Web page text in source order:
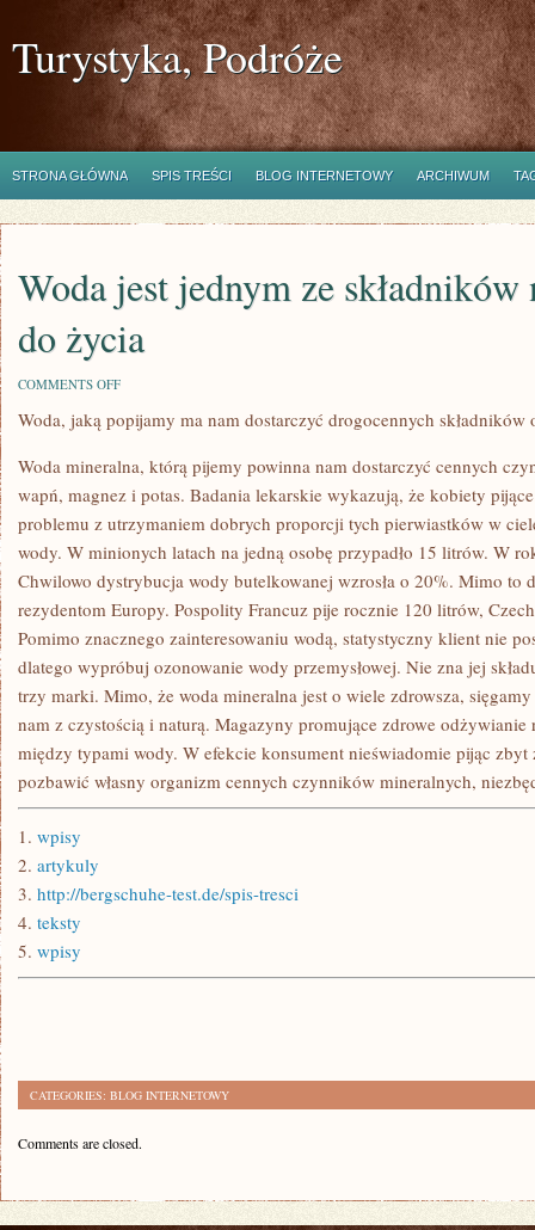
Turystyka, Podróże
STRONA GŁÓWNA SPIS TREŚCI BLOG INTERNETOWY ARCHIWUM
Woda jest jednym ze składników
do życia
COMMENTS OFFON
JEST
JEDNYM
SKŁADNIKÓW
NIEDAREMNYCH
ŻYCIA
Woda, jaką popijamy ma nam dostarczyć drogocennych
Woda mineralna, którą pijemy powinna nam dostarczyć cennych
wapń, magnez i potas. Badania lekarskie wykazują, że kobiety
problemu z utrzymaniem dobrych proporcji tych pierwiastków w
wody. W minionych latach na jedną osobę przypadło 15 litrów. W
Chwilowo dystrybucja wody butelkowanej wzrosła o 20%. Mimo to
rezydentom Europy. Pospolity Francuz pije rocznie 120 litrów,
Pomimo znacznego zainteresowaniu wodą, statystyczny klient nie
dlatego wypróbuj ozonowanie wody przemysłowej. Nie zna jej
trzy marki. Mimo, że woda mineralna jest o wiele zdrowsza,
nam z czystością i naturą. Magazyny promujące zdrowe odżywianie
między typami wody. W efekcie konsument nieświadomie pijąc
pozbawić własny organizm cennych czynników mineralnych,
1. wpisy
2. artykuly
3. http://bergschuhe-test.de/spis-tresci
4. teksty
5. wpisy
CATEGORIES: BLOG INTERNETOWY
Comments are closed.